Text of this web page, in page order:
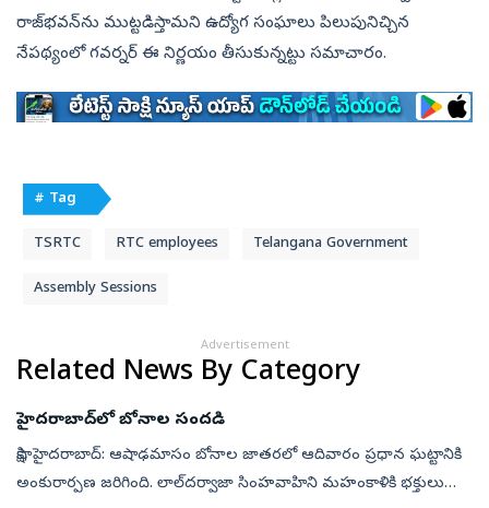
రాజ్‌భవన్‌ను ముట్టడిస్తామని ఉద్యోగ సంఘాలు పిలుపునిచ్చిన
నేపథ్యంలో గవర్నర్‌ ఈ నిర్ణయం తీసుకున్నట్టు సమాచారం.
# Tag
TSRTC RTC employees Telangana Government
Assembly Sessions
Advertisement
Related News By Category
హైదరాబాద్‌లో బోనాల సందడి
సాక్షి, హైదరాబాద్‌: ఆషాఢమాసం బోనాల జాతరలో ఆదివారం ప్రధాన ఘట్టానికి
అంకురార్పణ జరిగింది. లాల్‌దర్వాజా సింహవాహిని మహంకాళికి భక్తులు